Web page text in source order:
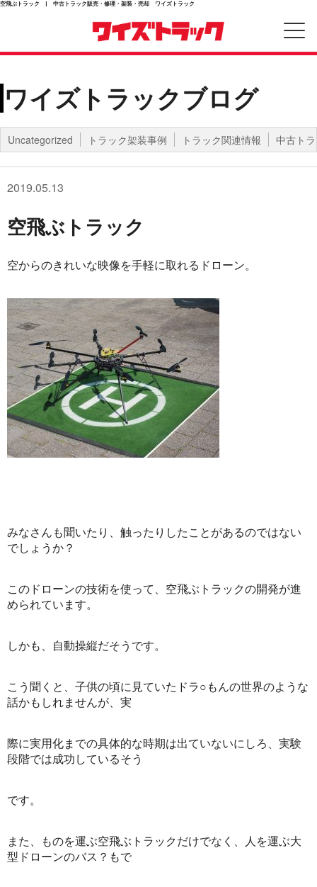
空飛ぶトラック | 中古トラック販売・修理・架装・売却 ワイズトラック
ワイズトラックブログ
Uncategorized トラック架装事例 トラック関連情報 中古ト
2019.05.13
空飛ぶトラック
空からのきれいな映像を手軽に取れるドローン。
みなさんも聞いたり、触ったりしたことがあるのではない
でしょうか？
このドローンの技術を使って、空飛ぶトラックの開発が進
められています。
しかも、自動操縦だそうです。
こう聞くと、子供の頃に見ていたドラ○もんの世界のような
話かもしれませんが、実
際に実用化までの具体的な時期は出ていないにしろ、実験
段階では成功しているそう
です。
また、ものを運ぶ空飛ぶトラックだけでなく、人を運ぶ大
型ドローンのバス？もで